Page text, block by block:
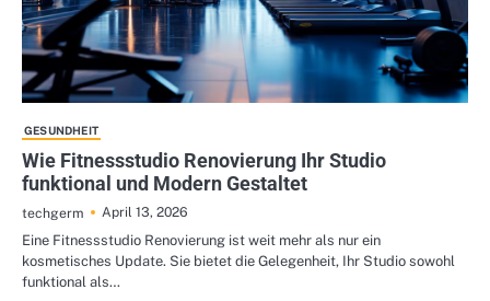
GESUNDHEIT
Wie Fitnessstudio Renovierung Ihr Studio
funktional und Modern Gestaltet
techgerm
April 13, 2026
Eine Fitnessstudio Renovierung ist weit mehr als nur ein
kosmetisches Update. Sie bietet die Gelegenheit, Ihr Studio sowohl
funktional als…